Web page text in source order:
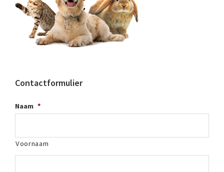
Contactformulier
Naam *
Voornaam